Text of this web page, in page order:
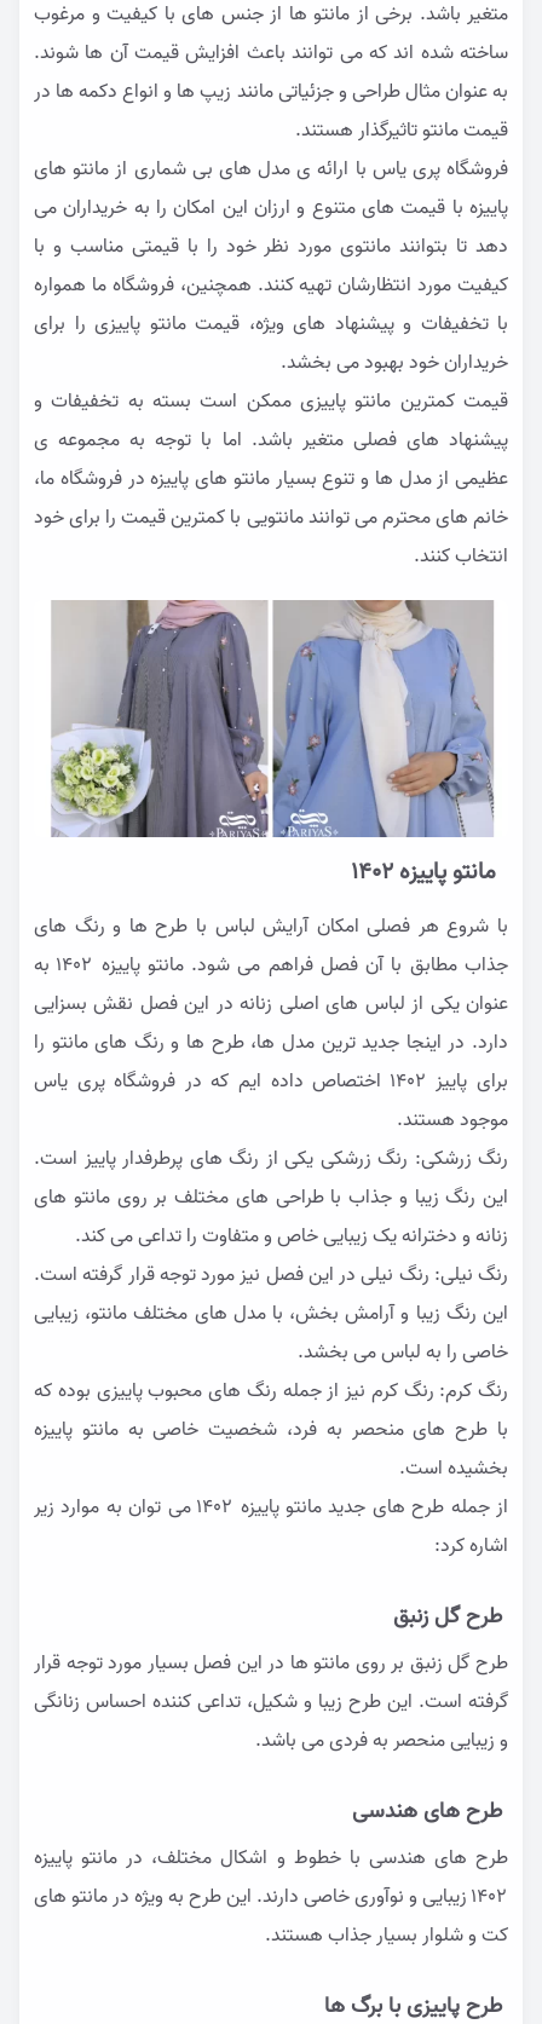
متغیر باشد. برخی از مانتو ها از جنس های با کیفیت و مرغوب
ساخته شده اند که می توانند باعث افزایش قیمت آن ها شوند.
به عنوان مثال طراحی و جزئیاتی مانند زیپ ها و انواع دکمه ها در
قیمت مانتو تاثیرگذار هستند.
فروشگاه پری یاس با ارائه ی مدل های بی شماری از مانتو های
پاییزه با قیمت های متنوع و ارزان این امکان را به خریداران می
دهد تا بتوانند مانتوی مورد نظر خود را با قیمتی مناسب و با
کیفیت مورد انتظارشان تهیه کنند. همچنین، فروشگاه ما همواره
با تخفیفات و پیشنهاد های ویژه، قیمت مانتو پاییزی را برای
خریداران خود بهبود می بخشد.
قیمت کمترین مانتو پاییزی ممکن است بسته به تخفیفات و
پیشنهاد های فصلی متغیر باشد. اما با توجه به مجموعه ی
عظیمی از مدل ها و تنوع بسیار مانتو های پاییزه در فروشگاه ما،
خانم های محترم می توانند مانتویی با کمترین قیمت را برای خود
انتخاب کنند.
مانتو پاییزه 1402
با شروع هر فصلی امکان آرایش لباس با طرح ها و رنگ های
جذاب مطابق با آن فصل فراهم می شود. مانتو پاییزه ۱۴۰۲ به
عنوان یکی از لباس های اصلی زنانه در این فصل نقش بسزایی
دارد. در اینجا جدید ترین مدل ها، طرح ها و رنگ های مانتو را
برای پاییز ۱۴۰۲ اختصاص داده ایم که در فروشگاه پری یاس
موجود هستند.
رنگ زرشکی: رنگ زرشکی یکی از رنگ های پرطرفدار پاییز است.
این رنگ زیبا و جذاب با طراحی های مختلف بر روی مانتو های
زنانه و دخترانه یک زیبایی خاص و متفاوت را تداعی می کند.
رنگ نیلی: رنگ نیلی در این فصل نیز مورد توجه قرار گرفته است.
این رنگ زیبا و آرامش بخش، با مدل های مختلف مانتو، زیبایی
خاصی را به لباس می بخشد.
رنگ کرم: رنگ کرم نیز از جمله رنگ های محبوب پاییزی بوده که
با طرح های منحصر به فرد، شخصیت خاصی به مانتو پاییزه
بخشیده است.
از جمله طرح های جدید مانتو پاییزه ۱۴۰۲ می توان به موارد زیر
اشاره کرد:
طرح گل زنبق
طرح گل زنبق بر روی مانتو ها در این فصل بسیار مورد توجه قرار
گرفته است. این طرح زیبا و شکیل، تداعی کننده احساس زنانگی
و زیبایی منحصر به فردی می باشد.
طرح های هندسی
طرح های هندسی با خطوط و اشکال مختلف، در مانتو پاییزه
۱۴۰۲ زیبایی و نوآوری خاصی دارند. این طرح به ویژه در مانتو های
کت و شلوار بسیار جذاب هستند.
طرح پاییزی با برگ ها